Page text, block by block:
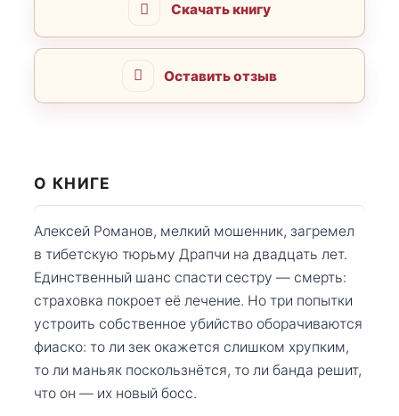
Скачать книгу
Оставить отзыв
О КНИГЕ
Алексей Романов, мелкий мошенник, загремел
в тибетскую тюрьму Драпчи на двадцать лет.
Единственный шанс спасти сестру — смерть:
страховка покроет её лечение. Но три попытки
устроить собственное убийство оборачиваются
фиаско: то ли зек окажется слишком хрупким,
то ли маньяк поскользнётся, то ли банда решит,
что он — их новый босс.